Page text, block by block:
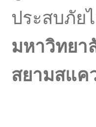
ประสบภั
มหาวิทย
สยามสแค